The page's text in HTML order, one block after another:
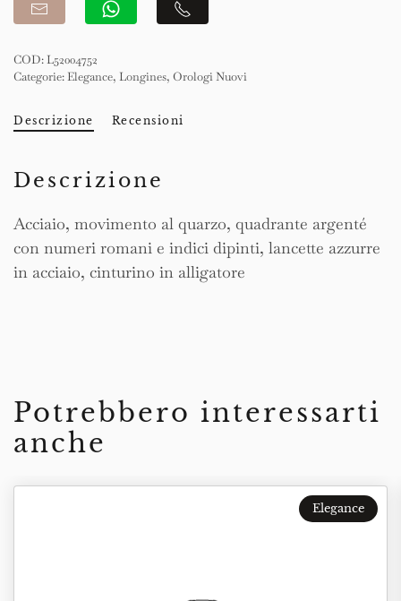
29.00mm
COD:L52004752
Categorie:Elegance, Longines, Orologi Nuovi
Descrizione Recensioni
Descrizione
Acciaio, movimento al quarzo, quadrante argenté
con numeri romani e indici dipinti, lancette azzurre
in acciaio, cinturino in alligatore
Potrebbero interessarti
anche
Elegance